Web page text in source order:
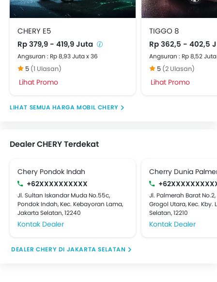
CHERY E5
Rp 379,9 - 419,9 Juta
Angsuran : Rp 8,93 Juta x 36
5 (1 Ulasan)
Lihat Promo
TIGGO 8
Rp 362,5 - 402,5
Angsuran : Rp 8,52
5 (2 Ulasan)
Lihat Promo
HARGA MOBIL CHERY
Dealer CHERY Terdekat
Chery Pondok Indah
+62XXXXXXXXXX
Jl. Sultan Iskandar Muda No.55c,
Pondok Indah, Kec. Kebayoran Lama,
Jakarta Selatan, 12240
Kontak Dealer
Cherry Dunia
Jl. Palmerah Barat No.2,
Grogol Utara, Kec. Kby.
Selatan, 12210
Kontak Dealer
DEALER CHERY DI JAKARTA SELATAN